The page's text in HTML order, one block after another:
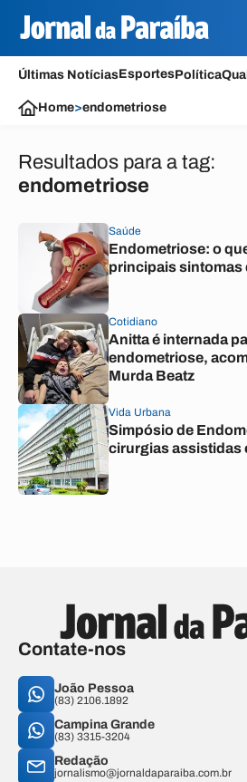
Últimas NotíciasEsportesPolítica
Home>endometriose
Resultados para a tag:
endometriose
Saúde
Endometriose: o
principais sintomas
Cotidiano
Anitta é internada
endometriose,
Murda Beatz
Vida Urbana
Simpósio de
cirurgias assistidas
Contate-nos
João Pessoa
(83) 2106.1892
Campina Grande
(83) 3315-3204
Redação
jornalismo@jornaldaparaiba.com.br